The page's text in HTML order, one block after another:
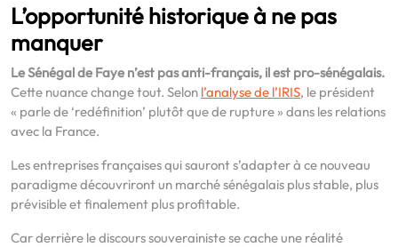
L’opportunité historique à ne pas
manquer
Le Sénégal de Faye n’est pas anti-français, il est pro-sénégalais.
Cette nuance change tout. Selon l’analyse de l’IRIS, le président
« parle de ‘redéfinition’ plutôt que de rupture » dans les relations
avec la France.
Les entreprises françaises qui sauront s’adapter à ce nouveau
paradigme découvriront un marché sénégalais plus stable, plus
prévisible et finalement plus profitable.
Car derrière le discours souverainiste se cache une réalité